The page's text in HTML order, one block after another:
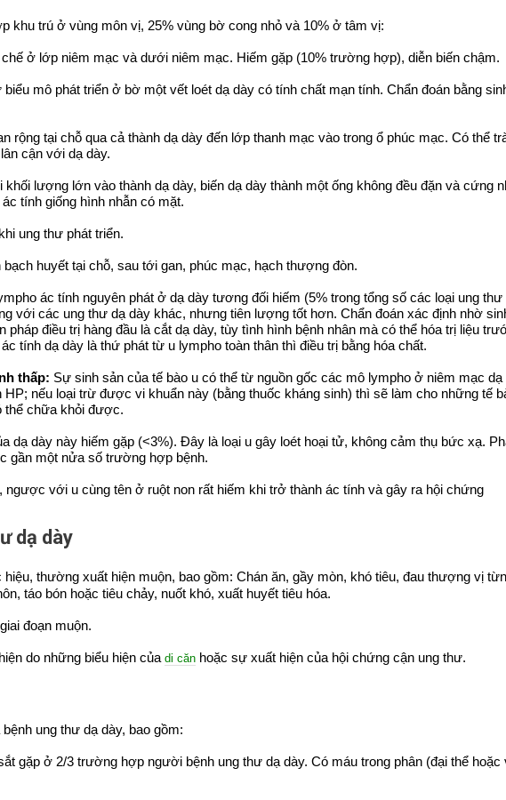
khu trú ở vùng môn vị, 25% vùng bờ cong nhỏ và 10% ở tâm vị:
ở lớp niêm mạc và dưới niêm mạc. Hiếm gặp (10% trường hợp), diễn biến chậm.
mô phát triển ở bờ một vết loét dạ dày có tính chất mạn tính. Chẩn đoán bằng
rộng tại chỗ qua cả thành dạ dày đến lớp thanh mạc vào trong ổ phúc mạc. Có thể
cận với dạ dày.
lượng lớn vào thành dạ dày, biến dạ dày thành một ống không đều đặn và cứng
tính giống hình nhẫn có mặt.
ung thư phát triển.
huyết tại chỗ, sau tới gan, phúc mạc, hạch thượng đòn.
ác tính nguyên phát ở dạ dày tương đối hiếm (5% trong tổng số các loại ung thư
với các ung thư dạ dày khác, nhưng tiên lượng tốt hơn. Chẩn đoán xác định nhờ
pháp điều trị hàng đầu là cắt dạ dày, tùy tình hình bệnh nhân mà có thể hóa trị liệu
tính dạ dày là thứ phát từ u lympho toàn thân thì điều trị bằng hóa chất.
thấp: Sự sinh sản của tế bào u có thể từ nguồn gốc các mô lympho ở niêm mạc dạ
nếu loại trừ được vi khuẩn này (bằng thuốc kháng sinh) thì sẽ làm cho những tế
thể chữa khỏi được.
dạ dày này hiếm gặp (<3%). Đây là loại u gây loét hoại tử, không cảm thụ bức xạ.
gần một nửa số trường hợp bệnh.
ngược với u cùng tên ở ruột non rất hiếm khi trở thành ác tính và gây ra hội chứng
dạ dày
hiệu, thường xuất hiện muộn, bao gồm: Chán ăn, gầy mòn, khó tiêu, đau thượng vị
táo bón hoặc tiêu chảy, nuốt khó, xuất huyết tiêu hóa.
đoạn muộn.
do những biểu hiện của di căn hoặc sự xuất hiện của hội chứng cận ung thư.
ung thư dạ dày, bao gồm:
gặp ở 2/3 trường hợp người bệnh ung thư dạ dày. Có máu trong phân (đại thể hoặc